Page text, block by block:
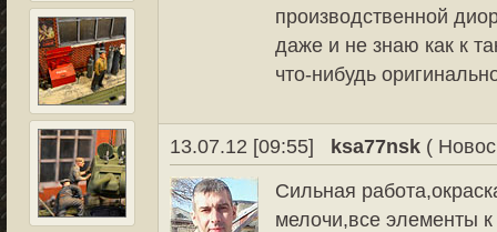
производственной
даже и не знаю как к
что-нибудь
13.07.12 [09:55] ksa77nsk (
Сильная
мелочи,все элементы